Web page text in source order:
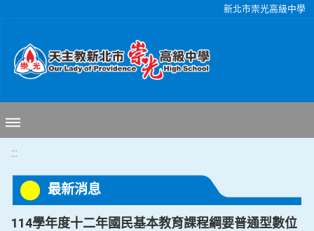
新北市崇光高級中學
:::
最新消息
114學年度十二年國民基本教育課程綱要普通型數位